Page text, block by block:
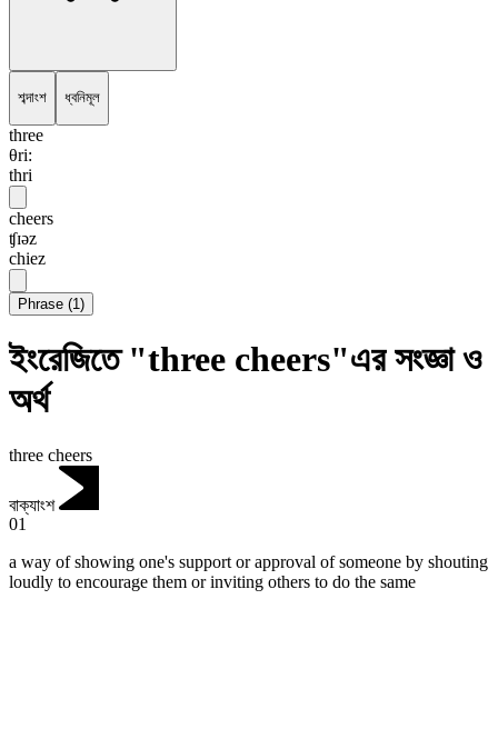
শব্দাংশ ধ্বনিমূল
three
θri:
thri
cheers
ʧɪəz
chiez
Phrase (1)
ইংরেজিতে "three cheers"এর সংজ্ঞা ও
অর্থ
three cheers
বাক্যাংশ
01
a way of showing one's support or approval of someone by shouting
loudly to encourage them or inviting others to do the same